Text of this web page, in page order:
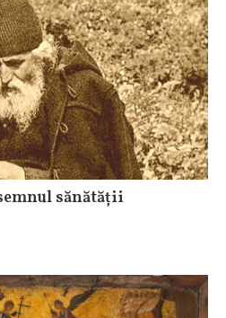
sănătății